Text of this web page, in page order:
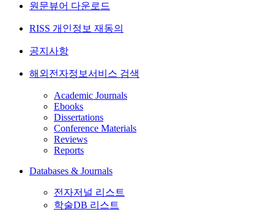
원문뷰어 다운로드
RISS 개인정보 재동의
공지사항
해외전자정보서비스 검색
Academic Journals
Ebooks
Dissertations
Conference Materials
Reviews
Reports
Databases & Journals
전자저널 리스트
학술DB 리스트